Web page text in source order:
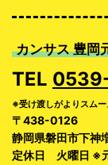
カンサス 豊岡
TEL
※受け渡しがよりスム
〒438-0126
静岡県磐田市下神
定休日 火曜日 ※